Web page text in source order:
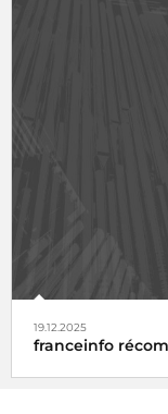
19.12.2025
franceinfo